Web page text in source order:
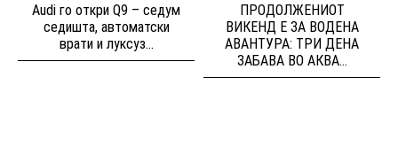
Audi го откри Q9 – седум
седишта, автоматски
врати и луксуз...
ПРОДОЛЖЕНИОТ
ВИКЕНД Е ЗА ВОДЕНА
АВАНТУРА: ТРИ ДЕНА
ЗАБАВА ВО АКВА...